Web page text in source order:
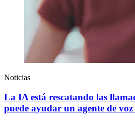
Noticias
La IA está rescatando las
puede ayudar un agente de